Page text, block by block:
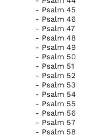
- Psalm 45
- Psalm 46
- Psalm 47
- Psalm 48
- Psalm 49
- Psalm 50
- Psalm 51
- Psalm 52
- Psalm 53
- Psalm 54
- Psalm 55
- Psalm 56
- Psalm 57
- Psalm 58
Gelukkig te
vinden bij Hem!